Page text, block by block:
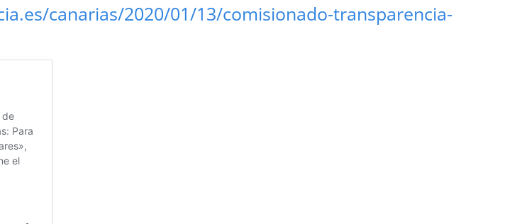
canarias/2020/01/13/comisionado-transparencia-